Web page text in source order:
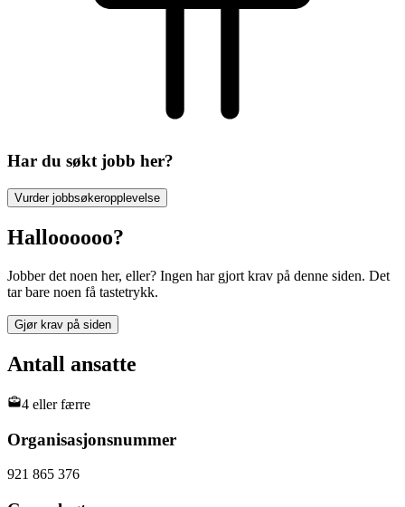
Har du søkt jobb her?
Vurder jobbsøkeropplevelse
Halloooooo?
Jobber det noen her, eller? Ingen har gjort krav på denne siden. Det
tar bare noen få tastetrykk.
Gjør krav på siden
Antall ansatte
4 eller færre
Organisasjonsnummer
921 865 376